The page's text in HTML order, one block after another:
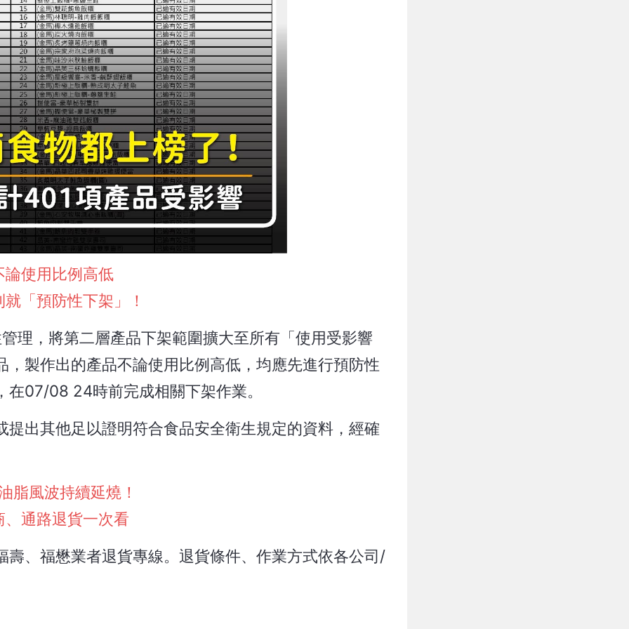
論使用比例高低
「預防性下架」！
理，將第二層產品下架範圍擴大至所有「使用受影響
製作出的產品不論使用比例高低，均應先進行預防性
07/08 24時前完成相關下架作業。
出其他足以證明符合食品安全衛生規定的資料，經確
脂風波持續延燒！
、通路退貨一次看
、福懋業者退貨專線。退貨條件、作業方式依各公司/